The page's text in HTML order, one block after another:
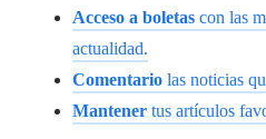
Acceso a boletas con las
actualidad.
Comentario las noticias
Mantener tus artículos